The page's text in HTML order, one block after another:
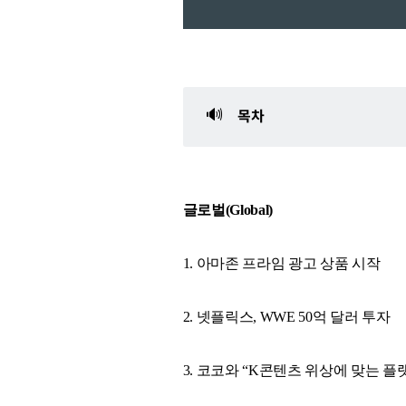
🔊 목차
글로벌(Global)
1. 아마존 프라임 광고 상품 시작
2. 넷플릭스, WWE 50억 달러 투자
3. 코코와 “K콘텐츠 위상에 맞는 플